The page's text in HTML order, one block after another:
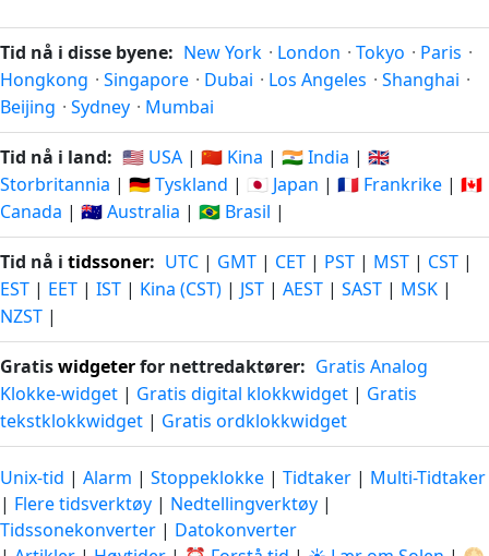
Tid nå i disse byene: New York · London · Tokyo · Paris ·
Hongkong · Singapore · Dubai · Los Angeles · Shanghai ·
Beijing · Sydney · Mumbai
Tid nå i land: 🇺🇸 USA | 🇨🇳 Kina | 🇮🇳 India | 🇬🇧
Storbritannia | 🇩🇪 Tyskland | 🇯🇵 Japan | 🇫🇷 Frankrike | 🇨🇦
Canada | 🇦🇺 Australia | 🇧🇷 Brasil |
Tid nå i tidssoner: UTC | GMT | CET | PST | MST | CST |
EST | EET | IST | Kina (CST) | JST | AEST | SAST | MSK |
NZST |
Gratiswidgeterfor nettredaktører: Gratis Analog
Klokke-widget | Gratis digital klokkwidget | Gratis
tekstklokkwidget | Gratis ordklokkwidget
Unix-tid | Alarm | Stoppeklokke | Tidtaker | Multi-Tidtaker
| Flere tidsverktøy | Nedtellingverktøy |
Tidssonekonverter | Datokonverter